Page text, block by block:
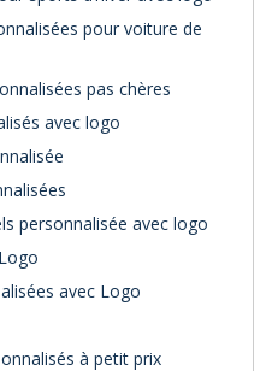
pour voiture de
pas chères
avec logo
personnalisée avec logo
avec Logo
à petit prix